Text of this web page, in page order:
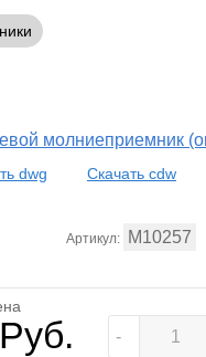
dwg Скачать cdw
молниеприемник
Артикул: M10257